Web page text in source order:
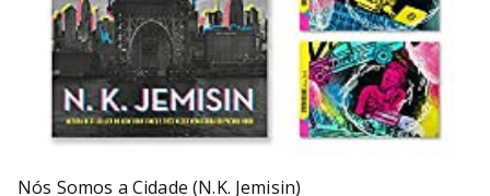
Nós Somos a Cidade (N.K. Jemisin)